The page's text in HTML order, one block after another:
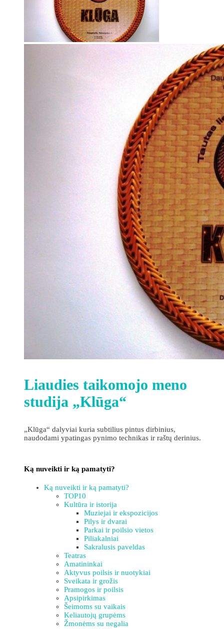
Liaudies taikomojo meno
studija „Klūga“
„Klūga“ dalyviai kuria subtilius pintus dirbinius,
naudodami ypatingas pynimo technikas ir raštų derinius.
Ką nuveikti ir ką pamatyti?
Ką nuveikti ir ką pamatyti?
TOP10
Kultūra ir istorija
Muziejai ir ekspozicijos
Pilys ir dvarai
Parkai ir poilsio vietos
Piliakalniai
Sakralusis paveldas
Teatras
Amatininkai
Aktyvus poilsis ir nuotykiai
Sveikata ir grožis
Pramogos ir poilsis
Apsipirkimas
Šeimoms su vaikais
Keliautojų grupėms
Žmonėms su negalia